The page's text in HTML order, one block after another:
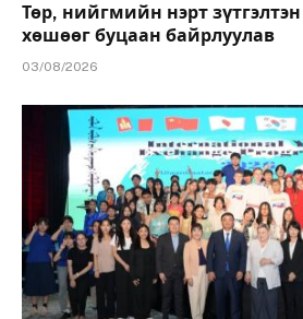
Төр, нийгмийн нэрт
хөшөөг буцаан байрлуулав
03/08/2026